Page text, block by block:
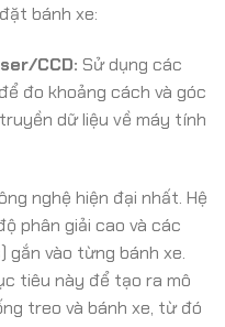
bánh xe:
CCD: Sử dụng các
đo khoảng cách và góc
dữ liệu về máy tính
nghệ hiện đại nhất. Hệ
phân giải cao và các
vào từng bánh xe.
tiêu này để tạo ra mô
treo và bánh xe, từ đó